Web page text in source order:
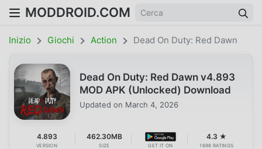
MODDROID.COM
Inizio Giochi Action Dead On Duty: Red Dawn
Dead On Duty: Red Dawn v4.893
MOD APK (Unlocked) Download
Updated on March 4, 2026
4.893
VERSION
462.30MB
SIZE GET IT ON
4.3 ★
1698 RATINGS